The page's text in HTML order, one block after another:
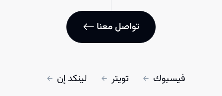
تواصل معنا
فيسبوك تويتر لينكد إن